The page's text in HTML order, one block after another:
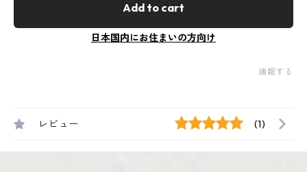
Add to cart
日本国内にお住まいの方向け
通報する
レビュー (1)